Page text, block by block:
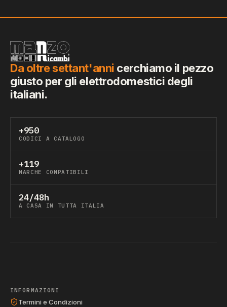
Da oltre settant'anni cerchiamo il pezzo
giusto per gli elettrodomestici degli
italiani.
+950
CODICI A CATALOGO
+119
MARCHE COMPATIBILI
24/48h
A CASA IN TUTTA ITALIA
INFORMAZIONI
Termini e Condizioni